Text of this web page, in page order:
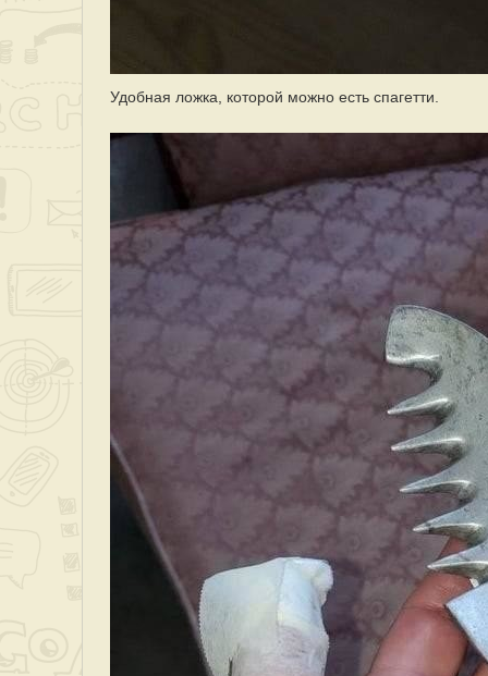
Удобная ложка, которой можно есть спагетти.